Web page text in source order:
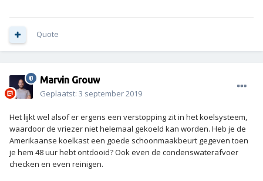
Quote
Marvin Grouw
Geplaatst: 3 september 2019
Het lijkt wel alsof er ergens een verstopping zit in het koelsysteem,
waardoor de vriezer niet helemaal gekoeld kan worden. Heb je de
Amerikaanse koelkast een goede schoonmaakbeurt gegeven toen
je hem 48 uur hebt ontdooid? Ook even de condenswaterafvoer
checken en even reinigen.